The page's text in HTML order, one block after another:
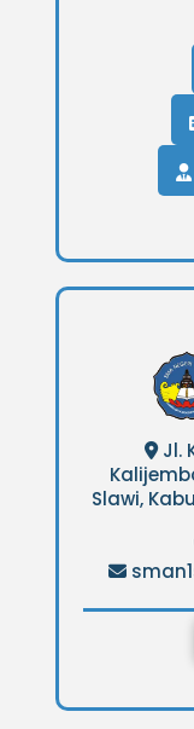
Jl.
Slawi,